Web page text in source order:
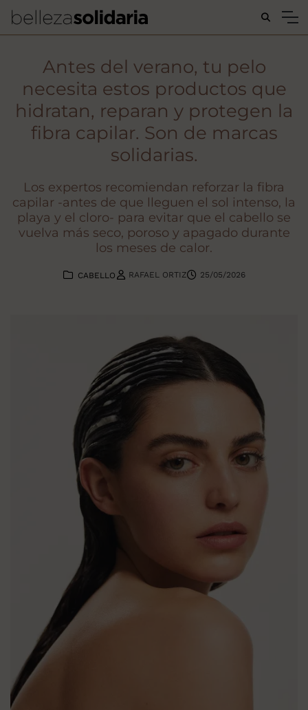
Buscar...
Antes del verano, tu pelo
necesita estos productos que
hidratan, reparan y protegen la
fibra capilar. Son de marcas
solidarias.
Los expertos recomiendan reforzar la fibra
capilar -antes de que lleguen el sol intenso, la
playa y el cloro- para evitar que el cabello se
vuelva más seco, poroso y apagado durante
los meses de calor.
CABELLO RAFAEL ORTIZ 25/05/2026